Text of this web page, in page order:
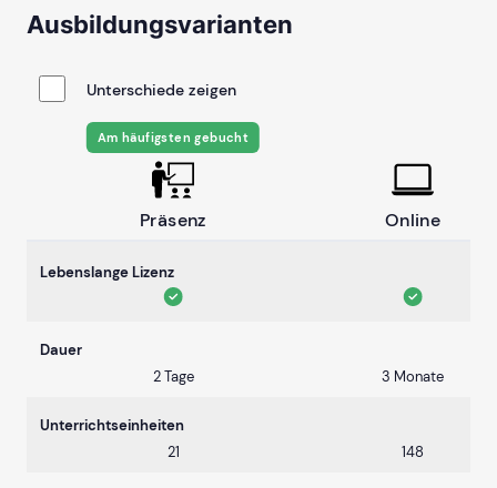
Ausbildungsvarianten
Unterschiede zeigen
Präsenz
Am häufigsten gebucht
Online
Lebenslange Lizenz
Dauer
2 Tage
3 Monate
Unterrichtseinheiten
21
148